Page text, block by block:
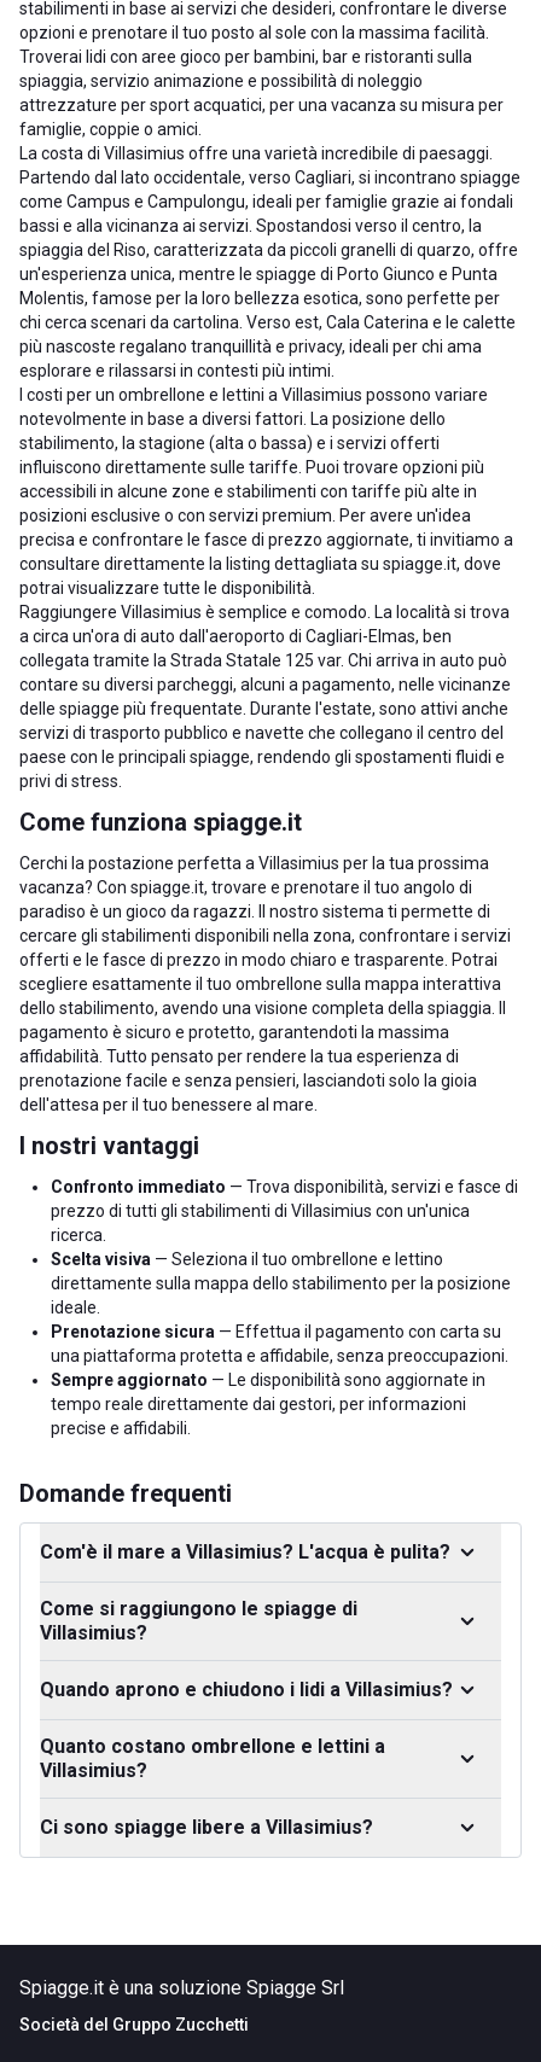
stabilimenti in base ai servizi che desideri, confrontare le diverse
opzioni e prenotare il tuo posto al sole con la massima facilità.
Troverai lidi con aree gioco per bambini, bar e ristoranti sulla
spiaggia, servizio animazione e possibilità di noleggio
attrezzature per sport acquatici, per una vacanza su misura per
famiglie, coppie o amici.
La costa di Villasimius offre una varietà incredibile di paesaggi.
Partendo dal lato occidentale, verso Cagliari, si incontrano spiagge
come Campus e Campulongu, ideali per famiglie grazie ai fondali
bassi e alla vicinanza ai servizi. Spostandosi verso il centro, la
spiaggia del Riso, caratterizzata da piccoli granelli di quarzo, offre
un'esperienza unica, mentre le spiagge di Porto Giunco e Punta
Molentis, famose per la loro bellezza esotica, sono perfette per
chi cerca scenari da cartolina. Verso est, Cala Caterina e le calette
più nascoste regalano tranquillità e privacy, ideali per chi ama
esplorare e rilassarsi in contesti più intimi.
I costi per un ombrellone e lettini a Villasimius possono variare
notevolmente in base a diversi fattori. La posizione dello
stabilimento, la stagione (alta o bassa) e i servizi offerti
influiscono direttamente sulle tariffe. Puoi trovare opzioni più
accessibili in alcune zone e stabilimenti con tariffe più alte in
posizioni esclusive o con servizi premium. Per avere un'idea
precisa e confrontare le fasce di prezzo aggiornate, ti invitiamo a
consultare direttamente la listing dettagliata su spiagge.it, dove
potrai visualizzare tutte le disponibilità.
Raggiungere Villasimius è semplice e comodo. La località si trova
a circa un'ora di auto dall'aeroporto di Cagliari-Elmas, ben
collegata tramite la Strada Statale 125 var. Chi arriva in auto può
contare su diversi parcheggi, alcuni a pagamento, nelle vicinanze
delle spiagge più frequentate. Durante l'estate, sono attivi anche
servizi di trasporto pubblico e navette che collegano il centro del
paese con le principali spiagge, rendendo gli spostamenti fluidi e
privi di stress.
Come funziona spiagge.it
Cerchi la postazione perfetta a Villasimius per la tua prossima
vacanza? Con spiagge.it, trovare e prenotare il tuo angolo di
paradiso è un gioco da ragazzi. Il nostro sistema ti permette di
cercare gli stabilimenti disponibili nella zona, confrontare i servizi
offerti e le fasce di prezzo in modo chiaro e trasparente. Potrai
scegliere esattamente il tuo ombrellone sulla mappa interattiva
dello stabilimento, avendo una visione completa della spiaggia. Il
pagamento è sicuro e protetto, garantendoti la massima
affidabilità. Tutto pensato per rendere la tua esperienza di
prenotazione facile e senza pensieri, lasciandoti solo la gioia
dell'attesa per il tuo benessere al mare.
I nostri vantaggi
Confronto immediato — Trova disponibilità, servizi e fasce di
prezzo di tutti gli stabilimenti di Villasimius con un'unica
ricerca.
Scelta visiva — Seleziona il tuo ombrellone e lettino
direttamente sulla mappa dello stabilimento per la posizione
ideale.
Prenotazione sicura — Effettua il pagamento con carta su
una piattaforma protetta e affidabile, senza preoccupazioni.
Sempre aggiornato — Le disponibilità sono aggiornate in
tempo reale direttamente dai gestori, per informazioni
precise e affidabili.
Domande frequenti
Com'è il mare a Villasimius? L'acqua è pulita?
Come si raggiungono le spiagge di
Villasimius?
Quando aprono e chiudono i lidi a Villasimius?
Quanto costano ombrellone e lettini a
Villasimius?
Ci sono spiagge libere a Villasimius?
Spiagge.it è una soluzione Spiagge Srl
Società del Gruppo Zucchetti